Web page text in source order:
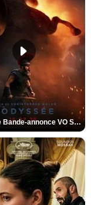
L'Odyssée Bande-annonce VO STFR